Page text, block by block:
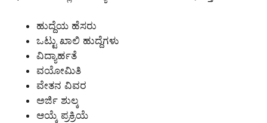
ಹುದ್ದೆಯ ಹೆಸರು
ಒಟ್ಟು ಖಾಲಿ ಹುದ್ದೆಗಳು
ವಿದ್ಯಾರ್ಹತೆ
ವಯೋಮಿತಿ
ವೇತನ ವಿವರ
ಅರ್ಜಿ ಶುಲ್ಕ
ಆಯ್ಕೆ ಪ್ರಕ್ರಿಯೆ